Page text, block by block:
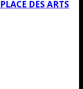
DES ARTS